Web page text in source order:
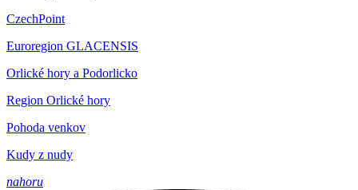
CzechPoint
Euroregion GLACENSIS
Orlické hory a Podorlicko
Region Orlické hory
Pohoda venkov
Kudy z nudy
nahoru